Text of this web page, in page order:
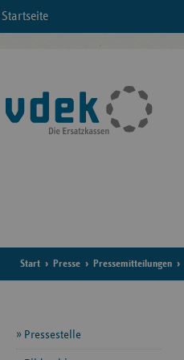
Startseite
Start Presse Pressemitteilungen
Seitennavigation
Pressestelle